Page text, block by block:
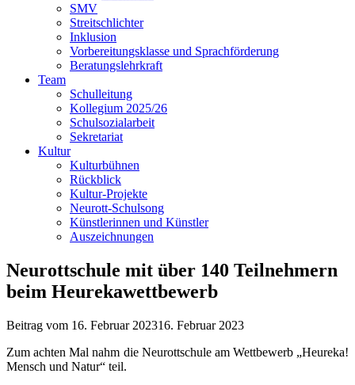
SMV
Streitschlichter
Inklusion
Vorbereitungsklasse und Sprachförderung
Beratungslehrkraft
Team
Schulleitung
Kollegium 2025/26
Schulsozialarbeit
Sekretariat
Kultur
Kulturbühnen
Rückblick
Kultur-Projekte
Neurott-Schulsong
Künstlerinnen und Künstler
Auszeichnungen
Neurottschule mit über 140 Teilnehmern
beim Heurekawettbewerb
Beitrag vom 16. Februar 202316. Februar 2023
Zum achten Mal nahm die Neurottschule am Wettbewerb „Heureka!
Mensch und Natur“ teil.